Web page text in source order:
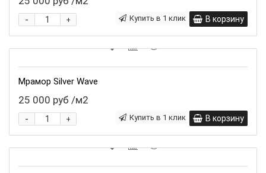
+
- В корзину
Купить в 1 клик
Мрамор Silver Wave
25 000 руб /м2
+
- В корзину
Купить в 1 клик